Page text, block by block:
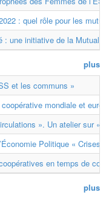
: quel rôle pour les
: une initiative de la
plus
et les communs »
mondiale et
». Un atelier sur «
Politique « Crises
en temps de
plus